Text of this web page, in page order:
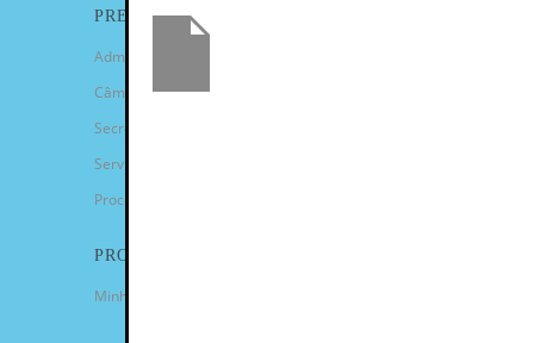
PREFEITURA
Administração Municipal
Câmara de Vereadores
Secretarias
Serviços
Procuradoria Geral
PROGRAMAS
Minha Casa Minha Vida